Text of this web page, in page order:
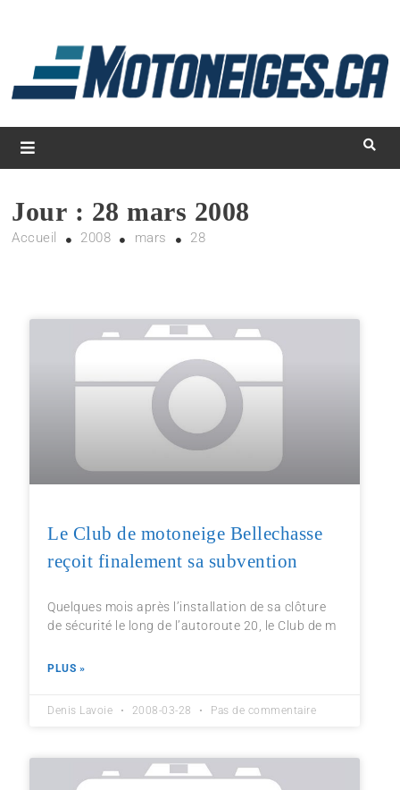
Magazine Motoneiges.ca
Jour : 28 mars 2008
Accueil 2008 mars 28
Le Club de motoneige Bellechasse
reçoit finalement sa subvention
Quelques mois après l’installation de sa clôture
de sécurité le long de l’autoroute 20, le Club de m
PLUS »
Denis Lavoie 2008-03-28 Pas de commentaire